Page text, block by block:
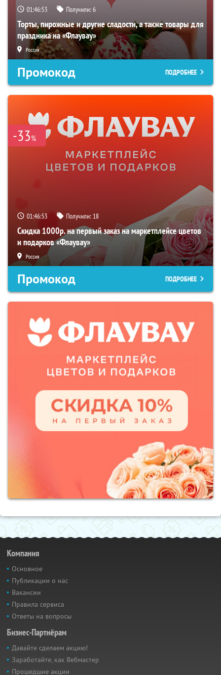
01:46:52 Получили:6
Торты, пирожные и другие сладости, а также товары для
праздника на «Флаувау»
Россия
Промокод ПОДРОБНЕЕ
-33%
01:46:52 Получили: 18
Скидка 1000р. на первый заказ на маркетплейсе цветов
и подарков «Флаувау»
Россия
Промокод ПОДРОБНЕЕ
Компания
Основное
Публикации о нас
Вакансии
Правила сервиса
Ответы на вопросы
Бизнес-Партнёрам
Давайте сделаем акцию!
Заработайте, как Вебмастер
Прошедшие акции